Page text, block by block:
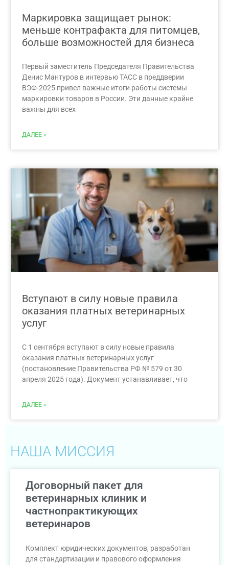
Маркировка защищает рынок:
меньше контрафакта для питомцев,
больше возможностей для бизнеса
Первый заместитель Председателя Правительства
Денис Мантуров в интервью ТАСС в преддверии
ВЭФ-2025 привел важные итоги работы системы
маркировки товаров в России. Эти данные крайне
важны для всех
ДАЛЕЕ »
Вступают в силу новые правила
оказания платных ветеринарных
услуг
С 1 сентября вступают в силу новые правила
оказания платных ветеринарных услуг
(постановление Правительства РФ № 579 от 30
апреля 2025 года). Документ устанавливает, что
ДАЛЕЕ »
НАША МИССИЯ
Договорный пакет для
ветеринарных клиник и
частнопрактикующих
ветеринаров
Комплект юридических документов, разработан
для стандартизации и правового оформления